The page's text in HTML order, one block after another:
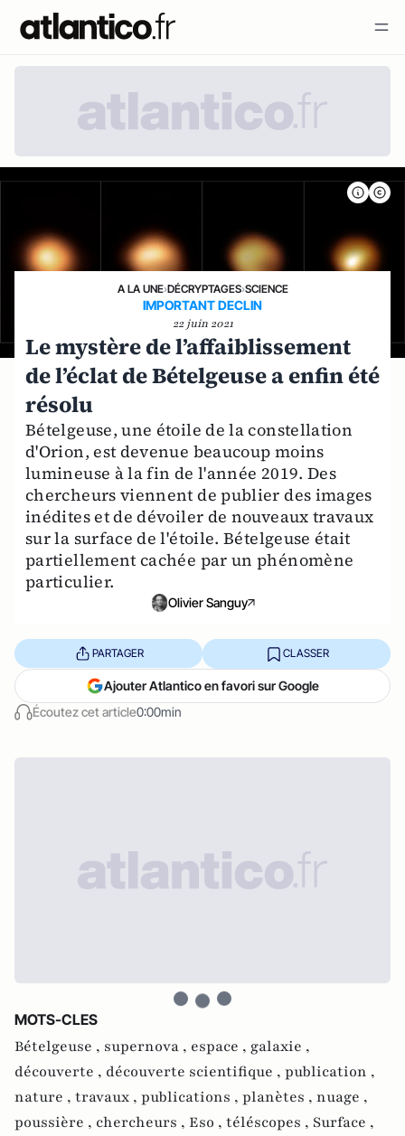
A LA UNE›DÉCRYPTAGES›SCIENCE
IMPORTANT DECLIN
22 juin 2021
Le mystère de l’affaiblissement
de l’éclat de Bételgeuse a enfin été
résolu
Bételgeuse, une étoile de la constellation
d'Orion, est devenue beaucoup moins
lumineuse à la fin de l'année 2019. Des
chercheurs viennent de publier des images
inédites et de dévoiler de nouveaux travaux
sur la surface de l'étoile. Bételgeuse était
partiellement cachée par un phénomène
particulier.
Olivier Sanguy
Écoutez cet article0:00min
PARTAGER CLASSER
Ajouter Atlantico en favori sur Google
MOTS-CLES
Bételgeuse , supernova , espace , galaxie ,
découverte , découverte scientifique , publication ,
nature , travaux , publications , planètes , nuage ,
poussière , chercheurs , Eso , téléscopes , Surface ,